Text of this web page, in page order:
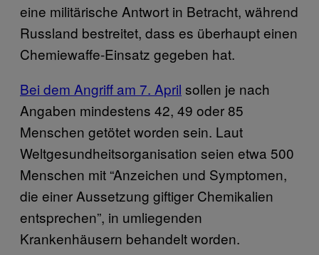
eine militärische Antwort in Betracht, während
Russland bestreitet, dass es überhaupt einen
Chemiewaffe-Einsatz gegeben hat.
Bei dem Angriff am 7. April sollen je nach
Angaben mindestens 42, 49 oder 85
Menschen getötet worden sein. Laut
Weltgesundheitsorganisation seien etwa 500
Menschen mit “Anzeichen und Symptomen,
die einer Aussetzung giftiger Chemikalien
entsprechen”, in umliegenden
Krankenhäusern behandelt worden.